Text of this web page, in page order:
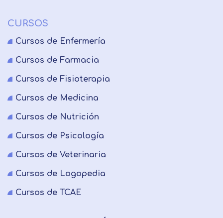
CURSOS
Cursos de Enfermería
Cursos de Farmacia
Cursos de Fisioterapia
Cursos de Medicina
Cursos de Nutrición
Cursos de Psicología
Cursos de Veterinaria
Cursos de Logopedia
Cursos de TCAE